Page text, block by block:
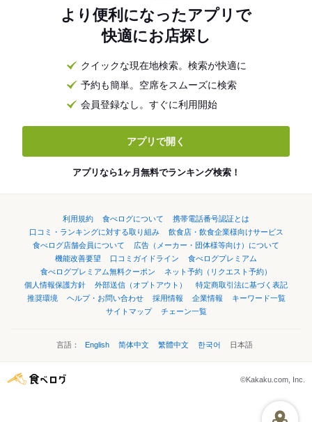
より便利になったアプリで
快適にお店探し
クイックな現在地検索。検索が快適に
予約も簡単。空席をスムーズに検索
会員登録なし。すぐに利用開始
アプリで開く
アプリなら1ヶ月無料でランキング検索！
利用規約 食べログについて
携帯電話番号認証とは
口コミ・ランキングに対する取り組み
飲食店・飲食企業様向けサービス
食べログ店舗会員について
広告（メーカー・団体様等向け）について
機能改善要望
口コミガイドライン
食べログプレミアム
食べログプレミアム無料クーポン
ネット予約（リクエスト予約）
個人情報保護方針
外部送信（オプトアウト）
特定商取引法に基づく表記
推奨環境
ヘルプ・お問い合わせ 採用情報 企業情報
キーワード一覧
サイトマップ
チェーン一覧
言語： English 简体中文 繁體中文 한국어 日本語
©Kakaku.com, Inc.